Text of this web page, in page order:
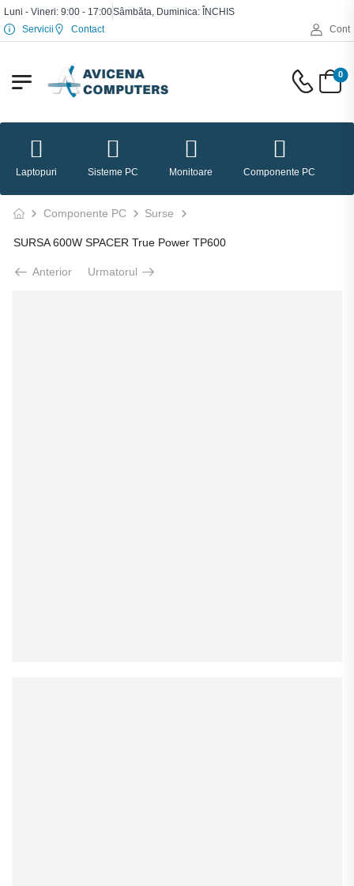
Luni - Vineri: 9:00 - 17:00Sâmbăta, Duminica: ÎNCHIS
Servicii
Contact Cont
0
Laptopuri Sisteme PC Monitoare Componente PC
Componente PC Surse
SURSA 600W SPACER True Power TP600
Anterior Urmatorul